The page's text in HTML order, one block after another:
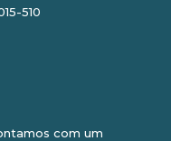
510
com um